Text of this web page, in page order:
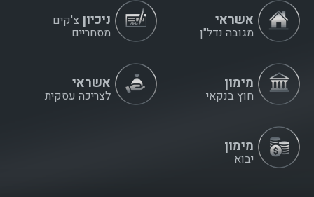
אשראי
מגובה נדל"ן
ניכיון צ'קים
מסחריים
מימון
חוץ בנקאי
אשראי
לצריכה עסקית
מימון
יבוא